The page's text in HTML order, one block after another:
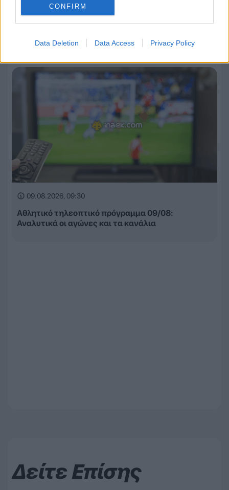
CONFIRM
Data Deletion Data Access Privacy Policy
για τον θάνατο του Χόρχε Μέσι
09.08.2026, 09:30
Αθλητικό τηλεοπτικό πρόγραμμα 09/08:
Αναλυτικά οι αγώνες και τα κανάλια
Δείτε Επίσης